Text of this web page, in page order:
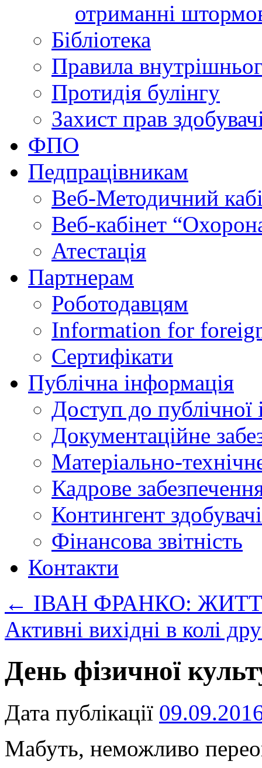
отриманні
Бібліотека
Правила
Протидія булінгу
Захист прав
ФПО
Педпрацівникам
Веб-Методичний
Веб-кабінет
Атестація
Партнерам
Роботодавцям
Information for
Сертифікати
Публічна інформація
Доступ до публічної
Документаційне
Матеріально-
Кадрове
Контингент
Фінансова звітність
Контакти
← ІВАН ФРАНКО:
Активні вихідні в колі
День фізичної
Дата публікації
Мабуть, неможливо